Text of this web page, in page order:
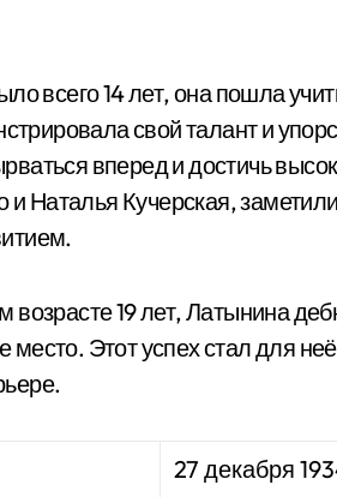
всего 14 лет, она пошла
свой талант и
вперед и достичь
Наталья Кучерская,
возрасте 19 лет, Латынина
место. Этот успех стал для
27 декабря